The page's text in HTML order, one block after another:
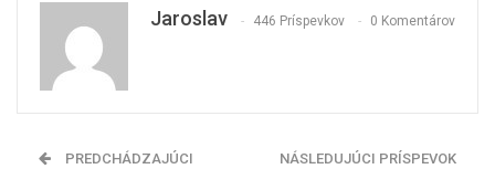
Jaroslav 446 Príspevkov 0 Komentárov
PREDCHÁDZAJÚCI
NÁSLEDUJÚCI PRÍSPEVOK